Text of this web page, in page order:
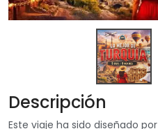
Descripción
Este viaje ha sido diseñado por